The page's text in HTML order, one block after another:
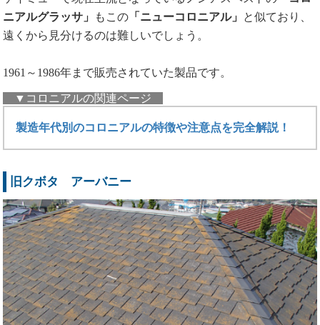
ニアルグラッサ」
もこの 「ニューコロニアル」 と似ており、
遠くから見分けるのは難しいでしょう。
1961～1986年まで販売されていた製品です。
▼コロニアルの関連ページ
製造年代別のコロニアルの特徴や注意点を完全解説！
旧クボタ アーバニー